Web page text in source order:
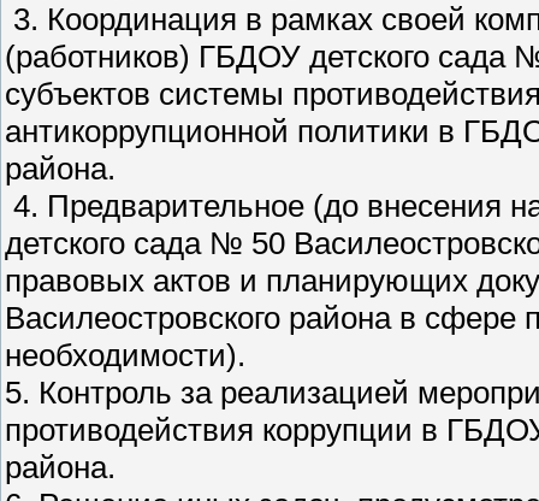
3. Координация в рамках своей
(работников) ГБДОУ детского сада
субъектов системы
антикоррупционной политики в
района.
4. Предварительное (до внесения
детского сада № 50
правовых актов и планирующих
Василеостровского района в сфере
необходимости).
5. Контроль за реализацией
противодействия коррупции в
района.